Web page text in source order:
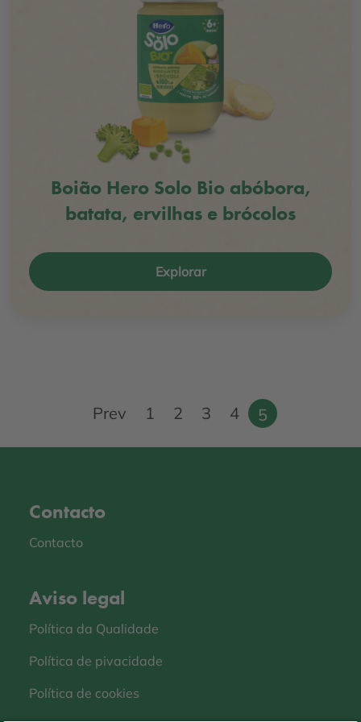
Boião Hero Solo Bio abóbora,
batata, ervilhas e brócolos
Explorar
Pagination
Prev 1 2 3 4 5
Contacto
Contacto
Aviso legal
Política da Qualidade
Política de pivacidade
Política de cookies